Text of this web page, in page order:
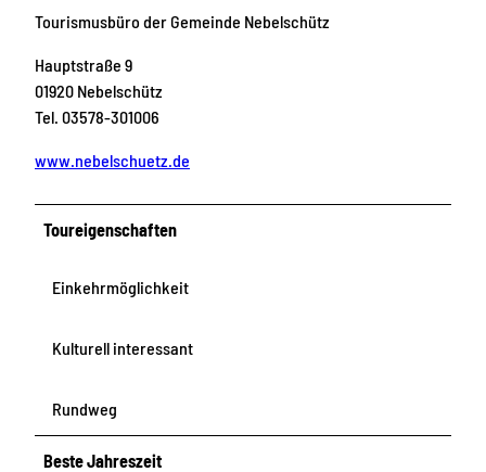
Tourismusbüro der Gemeinde Nebelschütz
Hauptstraße 9
01920 Nebelschütz
Tel. 03578-301006
www.nebelschuetz.de
Toureigenschaften
Einkehrmöglichkeit
Kulturell interessant
Rundweg
Beste Jahreszeit